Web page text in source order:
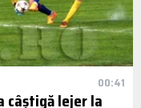
00:41
câștigă lejer la